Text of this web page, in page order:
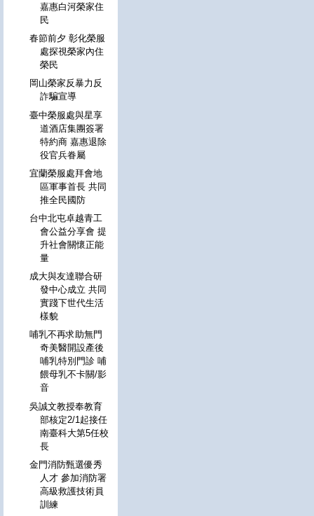
嘉惠白河榮家住
民
春節前夕 彰化榮服
處探視榮家內住
榮民
岡山榮家反暴力反
詐騙宣導
臺中榮服處與星享
道酒店集團簽署
特約商 嘉惠退除
役官兵眷屬
宜蘭榮服處拜會地
區軍事首長 共同
推全民國防
台中北屯卓越青工
會公益分享會 提
升社會關懷正能
量
成大與友達聯合研
發中心成立 共同
實踐下世代生活
樣貌
哺乳不再求助無門
奇美醫開設產後
哺乳特別門診 哺
餵母乳不卡關/影
音
吳誠文教授奉教育
部核定2/1起接任
南臺科大第5任校
長
金門消防甄選優秀
人才 參加消防署
高級救護技術員
訓練